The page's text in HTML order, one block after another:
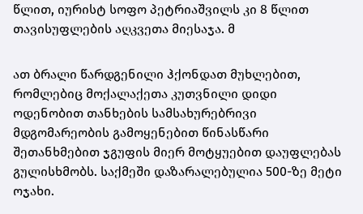
წლით, იურისტ სოფო პეტრიაშვილს კი 8 წლით
თავისუფლების აღკვეთა მიესაჯა. მ
ათ ბრალი წარდგენილი ჰქონდათ მუხლებით,
რომლებიც მოქალაქეთა კუთვნილი დიდი
ოდენობით თანხების სამსახურებრივი
მდგომარეობის გამოყენებით წინასწარი
შეთანხმებით ჯგუფის მიერ მოტყუებით დაუფლებას
გულისხმობს. საქმეში დაზარალებულია 500-ზე მეტი
ოჯახი.